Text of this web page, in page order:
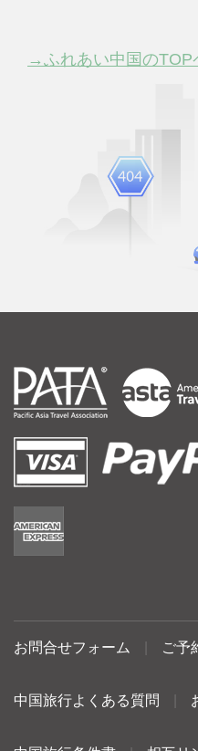
→ふれあい中国のTOP
お問合せフォーム ご予
中国旅行よくある質問